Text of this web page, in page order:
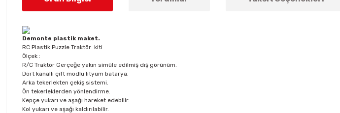
Demonte plastik maket.
RC Plastik Puzzle Traktör kiti
Ölçek :
R/C Traktör Gerçeğe yakın simüle edilmiş dış görünüm.
Dört kanallı çift modlu lityum batarya.
Arka tekerlekten çekiş sistemi.
Ön tekerleklerden yönlendirme.
Kepçe yukarı ve aşağı hareket edebilir.
Kol yukarı ve aşağı kaldırılabilir.